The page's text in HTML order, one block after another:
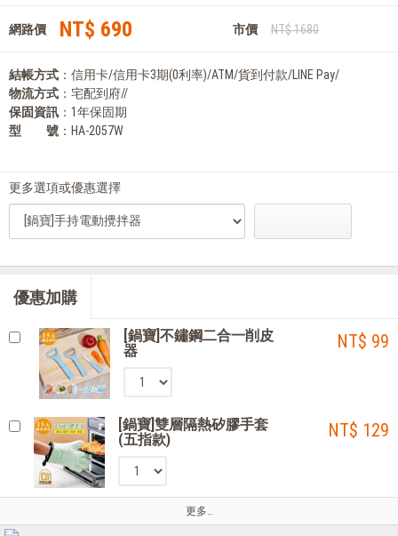
網路價 NT$ 690 市價 NT$ 1680
結帳方式 ：信用卡/信用卡3期(0利率)/ATM/貨到付款/LINE Pay/
物流方式 ：宅配到府//
保固資訊 ：1年保固期
型 號 ：HA-2057W
更多選項或優惠選擇
優惠加購
[鍋寶]不鏽鋼二合一削皮
器
NT$ 99
[鍋寶]雙層隔熱矽膠手套
(五指款)
NT$ 129
更多…